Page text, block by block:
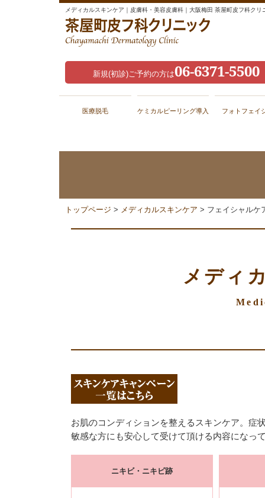
メディカルスキンケア｜皮膚科・美容皮膚科｜大阪梅田 茶屋町皮フ科クリ
新規(初診)ご予約の方は06-6371-5500
医療脱毛 ケミカルピーリング導入 フォトフェイ
トップページ > メディカルスキンケア > フェイシャルケ
メディ
お肌のコンディションを整えるスキンケア。症
敏感な方にも安心して受けて頂ける内容になっ
ニキビ・ニキビ跡